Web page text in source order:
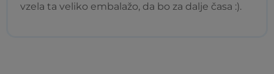
vzela ta veliko embalažo, da bo za dalje časa :).